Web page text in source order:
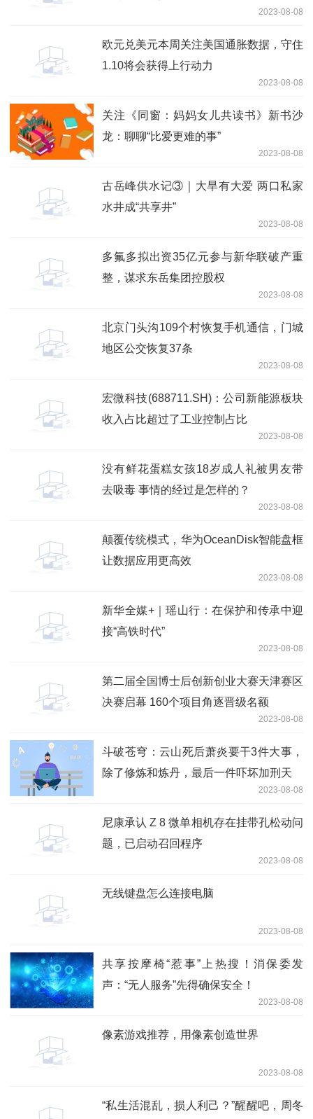
2023-08-08
欧元兑美元本周关注美国通胀数据，守住
1.10将会获得上行动力
2023-08-08
关注《同窗：妈妈女儿共读书》新书沙
龙：聊聊“比爱更难的事”
2023-08-08
古岳峰供水记③｜大旱有大爱 两口私家
水井成“共享井”
2023-08-08
多氟多拟出资35亿元参与新华联破产重
整，谋求东岳集团控股权
2023-08-08
北京门头沟109个村恢复手机通信，门城
地区公交恢复37条
2023-08-08
宏微科技(688711.SH)：公司新能源板块
收入占比超过了工业控制占比
2023-08-08
没有鲜花蛋糕女孩18岁成人礼被男友带
去吸毒 事情的经过是怎样的？
2023-08-08
颠覆传统模式，华为OceanDisk智能盘框
让数据应用更高效
2023-08-08
新华全媒+｜瑶山行：在保护和传承中迎
接“高铁时代”
2023-08-08
第二届全国博士后创新创业大赛天津赛区
决赛启幕 160个项目角逐晋级名额
2023-08-08
斗破苍穹：云山死后萧炎要干3件大事，
除了修炼和炼丹，最后一件吓坏加刑天
2023-08-08
尼康承认 Z 8 微单相机存在挂带孔松动问
题，已启动召回程序
2023-08-08
无线键盘怎么连接电脑
2023-08-08
共享按摩椅“惹事”上热搜！消保委发
声：“无人服务”先得确保安全！
2023-08-08
像素游戏推荐，用像素创造世界
2023-08-08
“私生活混乱，损人利己？”醒醒吧，周冬